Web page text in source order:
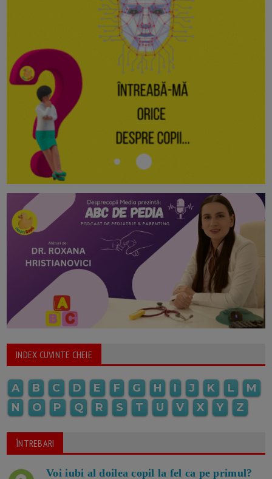
INDEX CUVINTE CHEIE
A B C D E F G H I J K L
M
N
O P Q R S T U V X Y Z
ÎNTREBARI
Voi iubi al doilea copil la fel ca pe primul?